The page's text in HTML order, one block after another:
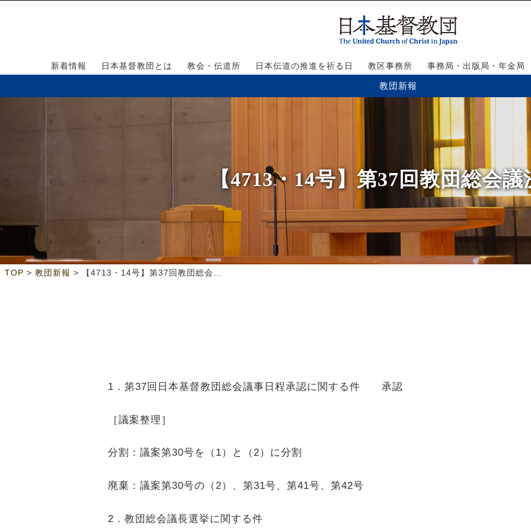
新着情報 日本基督教団とは 教会・伝道所 日本伝道の推進を祈る日 教区事務所 事務局・出版局・年金局
教団新報
【4713・14号】第37回教団総会
TOP > 教団新報 > 【4713・14号】第37回教団総会議決メモ
1 ．第37回日本基督教団総会議事日程承認に関する件 承認
［議案整理］
分割：議案第30号を（1）と（2）に分割
廃棄：議案第30号の（2）、第31号、第41号、第42号
2 ．教団総会議長選挙に関する件